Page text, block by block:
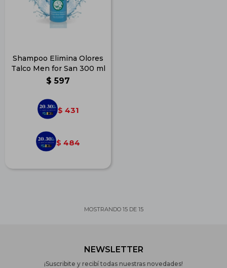
Shampoo Elimina Olores
Talco Men for San 300 ml
$ 597
$ 431
$ 484
MOSTRANDO 15DE 15
NEWSLETTER
¡Suscribite y recibí todas nuestras novedades!